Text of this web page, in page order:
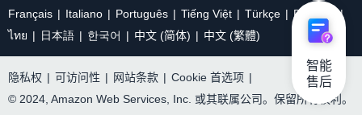
Français
Italiano Português Tiếng Việt Türkçe
Ρусский
ไทย
日本語 한국어 中文 (简体) 中文 (繁體)
隐私权 | 可访问性 | 网站条款 | Cookie 首选项 |
© 2024, Amazon Web Services, Inc. 或其联属公司。保留所有权利。
智能
售后